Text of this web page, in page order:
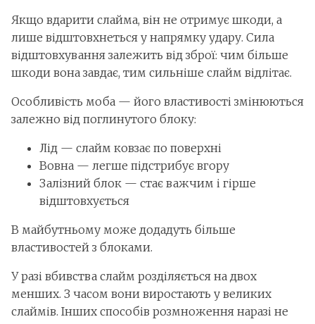
Якщо вдарити слайма, він не отримує шкоди, а
лише відштовхнеться у напрямку удару. Сила
відштовхування залежить від зброї: чим більше
шкоди вона завдає, тим сильніше слайм відлітає.
Особливість моба — його властивості змінюються
залежно від поглинутого блоку:
Лід — слайм ковзає по поверхні
Вовна — легше підстрибує вгору
Залізний блок — стає важчим і гірше
відштовхується
В майбутньому може додадуть більше
властивостей з блоками.
У разі вбивства слайм розділяється на двох
менших. З часом вони виростають у великих
слаймів. Інших способів розмноження наразі не